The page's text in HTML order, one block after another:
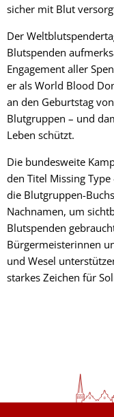
sicher mit Blut
Der
Blutspenden
Engagement aller
er als World Blood
an den Geburtstag
Blutgruppen – und
Leben schützt.
Die bundesweite
den Titel Missing Type
die Blutgruppen-
Nachnamen, um
Blutspenden
Bürgermeisterinnen
und Wesel
starkes Zeichen für